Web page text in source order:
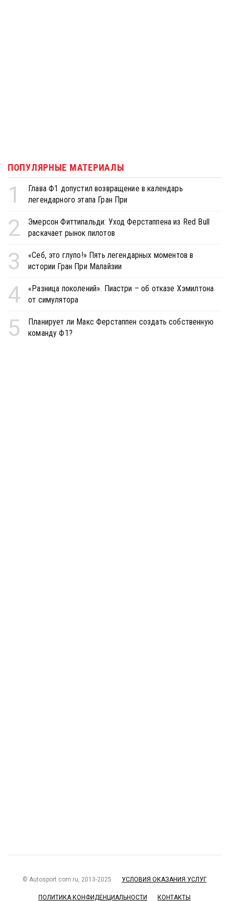
ПОПУЛЯРНЫЕ МАТЕРИАЛЫ
1
Глава Ф1 допустил возвращение в календарь
легендарного этапа Гран При
2
Эмерсон Фиттипальди: Уход Ферстаппена из Red Bull
раскачает рынок пилотов
3
«Себ, это глупо!» Пять легендарных моментов в
истории Гран При Малайзии
4
«Разница поколений». Пиастри – об отказе Хэмилтона
от симулятора
5
Планирует ли Макс Ферстаппен создать собственную
команду Ф1?
© Autosport.com.ru, 2013-2025 УСЛОВИЯ ОКАЗАНИЯ УСЛУГ
ПОЛИТИКА КОНФИДЕНЦИАЛЬНОСТИ КОНТАКТЫ